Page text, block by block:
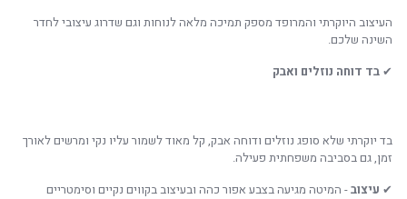
העיצוב היוקרתי והמרופד מספק תמיכה מלאה לנוחות וגם שדרוג עיצובי לחדר
השינה שלכם.
✔ בד דוחה נוזלים ואבק
בד יוקרתי שלא סופג נוזלים ודוחה אבק, קל מאוד לשמור עליו נקי ומרשים לאורך
זמן, גם בסביבה משפחתית פעילה.
✔ עיצוב- המיטה מגיעה בצבע אפור כהה ובעיצוב בקווים נקיים וסימטריים